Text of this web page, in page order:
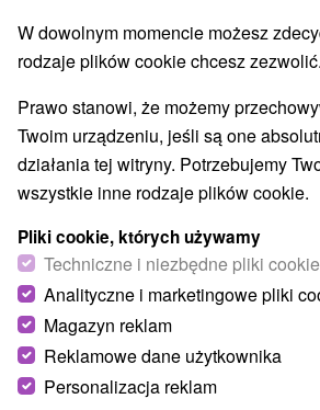
W dowolnym momencie możesz
rodzaje plików cookie chcesz zezwolić.
Prawo stanowi, że możemy
Twoim urządzeniu, jeśli są one
działania tej witryny. Potrzebujemy
wszystkie inne rodzaje plików cookie.
Pliki cookie, których używamy
Techniczne i niezbędne pliki cookie
Analityczne i marketingowe pliki
Magazyn reklam
Reklamowe dane użytkownika
Personalizacja reklam